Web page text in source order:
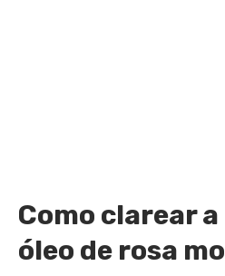
Como clarear
óleo de rosa